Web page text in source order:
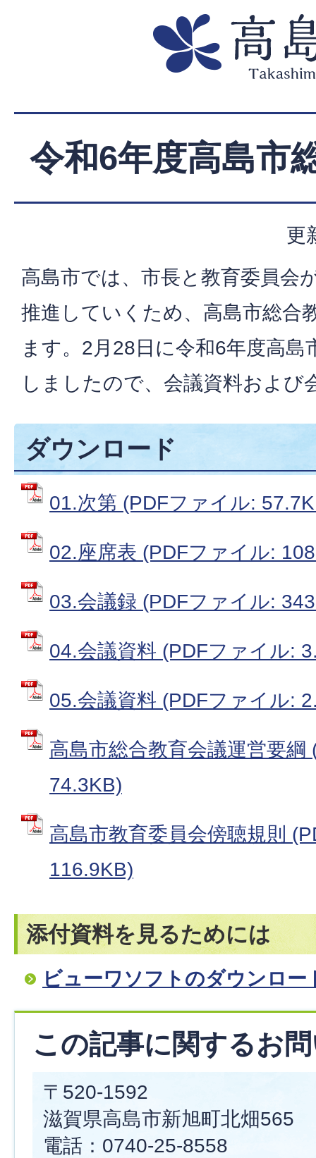
令和6年度高島市
更
高島市では、市長と教育委員会
推進していくため、高島市総合
ます。2月28日に令和6年度高島
しましたので、会議資料および
ダウンロード
01.次第 (PDFファイル:
02.座席表 (PDFファイル:
03.会議録 (PDFファイル:
04.会議資料 (PDFファイル:
05.会議資料 (PDFファイル:
高島市総合教育会議運営要綱
74.3KB)
高島市教育委員会傍聴規則
116.9KB)
添付資料を見るためには
ビューワソフトのダウンロー
この記事に関するお
〒520-1592
滋賀県高島市新旭町北畑565
電話：0740-25-8558